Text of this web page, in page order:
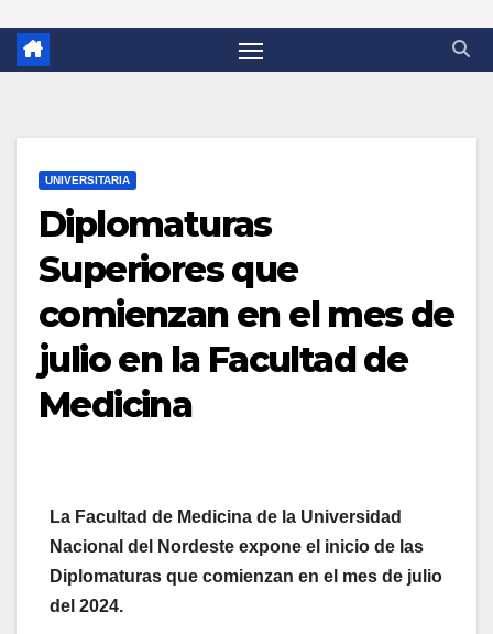
UNIVERSITARIA
Diplomaturas
Superiores que
comienzan en el mes de
julio en la Facultad de
Medicina
La Facultad de Medicina de la Universidad
Nacional del Nordeste expone el inicio de las
Diplomaturas que comienzan en el mes de julio
del 2024.